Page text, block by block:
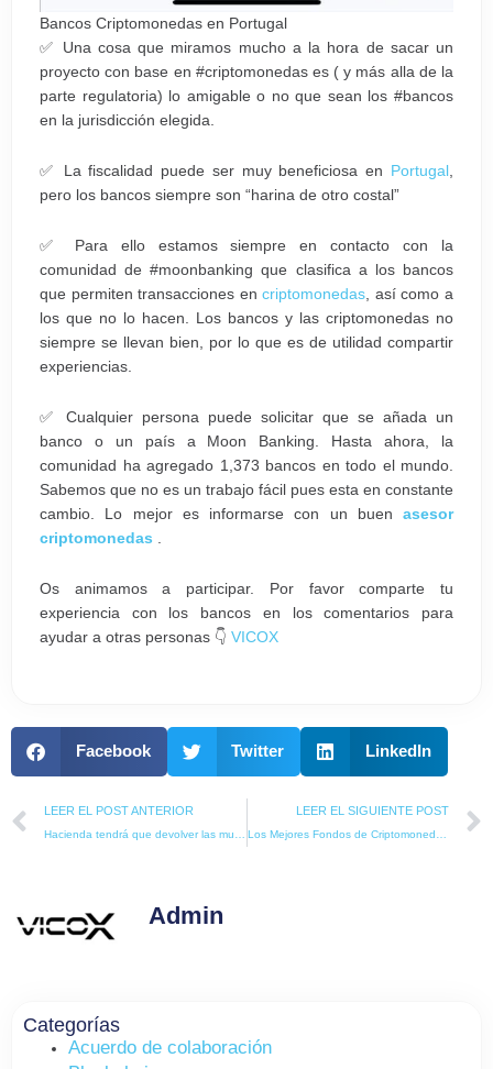
Bancos Criptomonedas en Portugal
✅ Una cosa que miramos mucho a la hora de sacar un
proyecto con base en #criptomonedas es ( y más alla de la
parte regulatoria) lo amigable o no que sean los #bancos
en la jurisdicción elegida.
✅ La fiscalidad puede ser muy beneficiosa en Portugal
pero los bancos siempre son “harina de otro costal”
✅ Para ello estamos siempre en contacto con la
comunidad de #moonbanking que clasifica a los bancos
que permiten transacciones encriptomonedas , así como a
los que no lo hacen. Los bancos y las criptomonedas no
siempre se llevan bien, por lo que es de utilidad compartir
experiencias.
✅ Cualquier persona puede solicitar que se añada un
banco o un país a Moon Banking. Hasta ahora, la
comunidad ha agregado 1,373 bancos en todo el mundo.
Sabemos que no es un trabajo fácil pues esta en constante
cambio. Lo mejor es informarse con un buen asesor
criptomonedas
Os animamos a participar. Por favor comparte tu
experiencia con los bancos en los comentarios para
ayudar a otras personas 👇 VICOX
Facebook Twitter LinkedIn
Prev
LEER EL POST ANTERIOR LEER EL SIGUIENTE POST
Admin
Categorías
Acuerdo de colaboración